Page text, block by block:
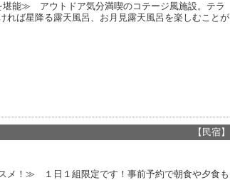
能≫ アウトドア気分満喫のコテージ風施設。テラ
れば星降る露天風呂、お月見露天風呂を楽しむことが
【民宿】
メ！≫ １日１組限定です！事前予約で朝食や夕食も